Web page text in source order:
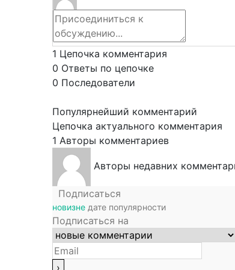
1 Цепочка комментария
0 Ответы по цепочке
0 Последователи
Популярнейший комментарий
Цепочка актуального комментария
1 Авторы комментариев
Авторы недавних
Подписаться
новизне дате популярности
Подписаться на